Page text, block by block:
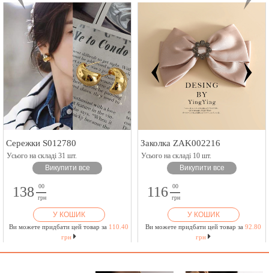
Сережки S012780
Усього на складі 31 шт.
Викупити все
138
00
грн
У КОШИК
Ви можете придбати цей товар за 110.40
грн
Заколка ZAK002216
Усього на складі 10 шт.
Викупити все
116
00
грн
У КОШИК
Ви можете придбати цей товар за 92.80
грн